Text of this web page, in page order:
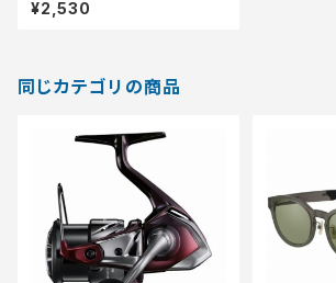
¥2,530
同じカテゴリの商品